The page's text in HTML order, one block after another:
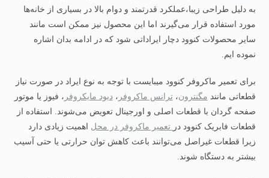
به دلیل طراحی زیبا،عملکرد قدرتمند و دوام بالا در بسیاری از خانه‌ها
مورد استفاده قرار می‌گیرند اما این محصول نیز ممکن است مانند
سایر محصولات کنوود دچار ایراداتی شود که در ادامه بدان اشاره
نموده ایم.
برای تعمیر ماکروفر کنوود میبایست با توجه به نوع ایراد در صورت نیاز
قطعاتی مانند مگنترون،ترانس ماکروفر ،دیود مایکروفر ، فیوز یا موتور
صفحه گردان با قطعات اصلی و اورجینال تعویض می‌شوند. استفاده از
قطعات فابریک کنوود در تعمیر ماکروفر در محل اهمیت زیادی دارد
زیرا قطعات غیراصل می‌توانند باعث کاهش توان حرارتی یا حتی آسیب
بیشتر به دستگاه شوند.